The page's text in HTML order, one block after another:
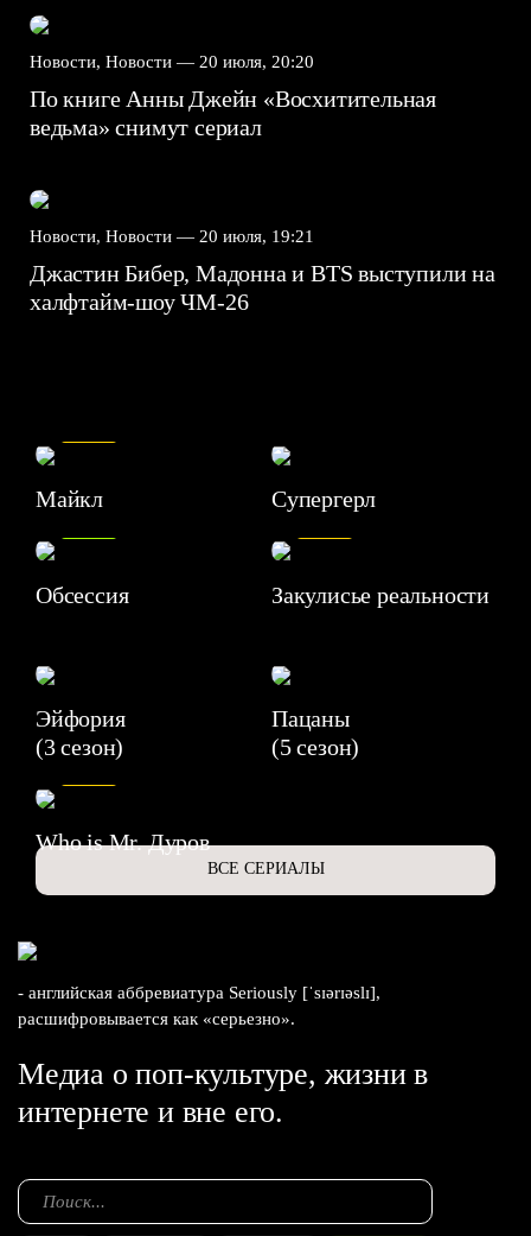
Новости, Новости — 20 июля, 20:20
По книге Анны Джейн «Восхитительная
ведьма» снимут сериал
Новости, Новости — 20 июля, 19:21
Джастин Бибер, Мадонна и BTS выступили на
халфтайм-шоу ЧМ-26
Майкл Супергерл
Обсессия
7.1
Закулисье реальности
Эйфория
(3 сезон)
Пацаны
(5 сезон)
Who is Mr. Дуров
ВСЕ СЕРИАЛЫ
- английская аббревиатура Seriously [ˈsɪərɪəslɪ],
расшифровывается как «серьезно».
Медиа о поп-культуре, жизни в
интернете и вне его.